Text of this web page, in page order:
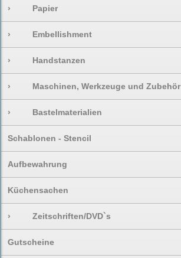
› Papier
› Embellishment
› Handstanzen
› Maschinen, Werkzeuge und Zubehör
› Bastelmaterialien
Schablonen - Stencil
Aufbewahrung
Küchensachen
› Zeitschriften/DVD`s
Gutscheine